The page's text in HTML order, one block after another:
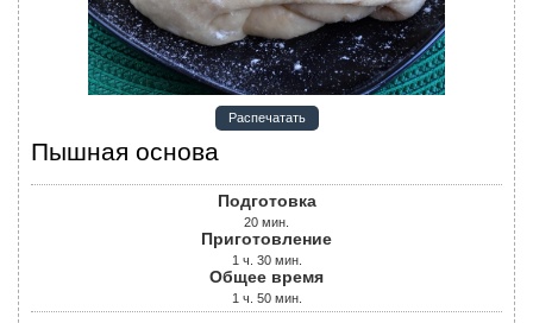
Распечатать
Пышная основа
Подготовка
20 мин.
Приготовление
1 ч. 30 мин.
Общее время
1 ч. 50 мин.